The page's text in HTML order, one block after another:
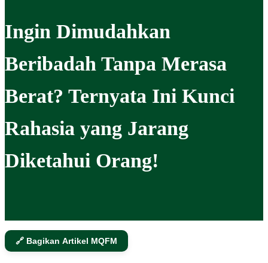
Ingin Dimudahkan
Beribadah Tanpa Merasa
Berat? Ternyata Ini Kunci
Rahasia yang Jarang
Diketahui Orang!
🔗 Bagikan Artikel MQFM